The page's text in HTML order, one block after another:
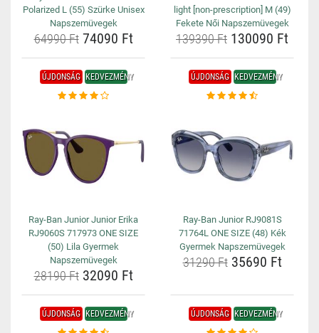
Polarized L (55) Szürke Unisex
Napszemüvegek
64990 Ft74090 Ft
light [non-prescription] M (49)
Fekete Női Napszemüvegek
139390 Ft 130090 Ft
ÚJDONSÁG KEDVEZMÉNY
Ray-Ban Junior Junior Erika
RJ9060S 717973 ONE SIZE
(50) Lila Gyermek
Napszemüvegek
28190 Ft32090 Ft
ÚJDONSÁG KEDVEZMÉNY
Ray-Ban Junior RJ9081S
71764L ONE SIZE (48) Kék
Gyermek Napszemüvegek
31290 Ft35690 Ft
ÚJDONSÁG KEDVEZMÉNY ÚJDONSÁG KEDVEZMÉNY